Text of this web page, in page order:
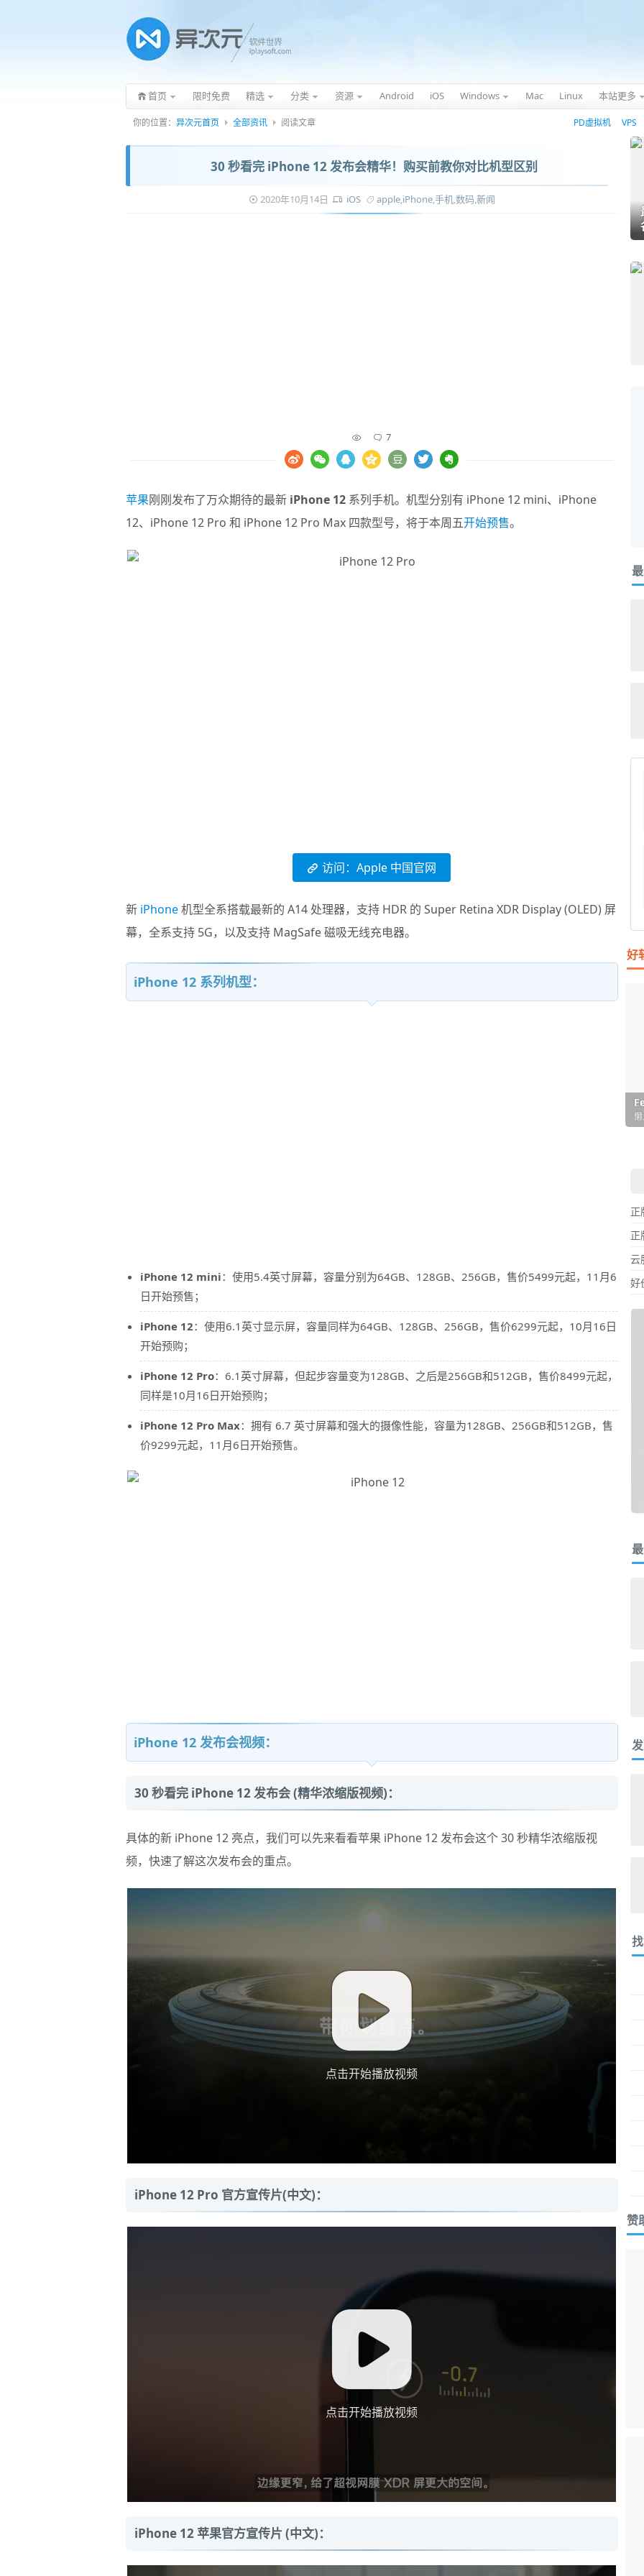
首页 限时免费 精选 分类 资源 Android iOS Windows Mac Linux 本站更多
你的位置： 异次元首页 全部资讯 阅读文章 PD虚拟机 VPS
30 秒看完 iPhone 12 发布会精华！购买前教你对比机型区别
2020年10月14日 iOS apple,iPhone,手机,数码,新闻
7
苹果刚刚发布了万众期待的最新 iPhone 12系列手机。机型分别有 iPhone 12 mini、iPhone
12、iPhone 12 Pro 和 iPhone 12 Pro Max 四款型号，将于本周五开始预售。
访问：Apple 中国官网
新 iPhone机型全系搭载最新的 A14 处理器，支持 HDR 的 Super Retina XDR Display (OLED) 屏
幕，全系支持 5G，以及支持 MagSafe 磁吸无线充电器。
iPhone 12 系列机型：
iPhone 12 mini：使用5.4英寸屏幕，容量分别为64GB、128GB、256GB，售价5499元起，11月6
日开始预售；
iPhone 12：使用6.1英寸显示屏，容量同样为64GB、128GB、256GB，售价6299元起，10月16日
开始预购；
iPhone 12 Pro：6.1英寸屏幕，但起步容量变为128GB、之后是256GB和512GB，售价8499元起，
同样是10月16日开始预购；
iPhone 12 Pro Max：拥有 6.7 英寸屏幕和强大的摄像性能，容量为128GB、256GB和512GB，售
价9299元起，11月6日开始预售。
iPhone 12 发布会视频：
30 秒看完 iPhone 12 发布会 (精华浓缩版视频)：
具体的新 iPhone 12 亮点，我们可以先来看看苹果 iPhone 12 发布会这个 30 秒精华浓缩版视
频，快速了解这次发布会的重点。
点击开始播放视频
iPhone 12 Pro 官方宣传片(中文)：
点击开始播放视频
iPhone 12 苹果官方宣传片 (中文)：
好
正
正
云
好
赞